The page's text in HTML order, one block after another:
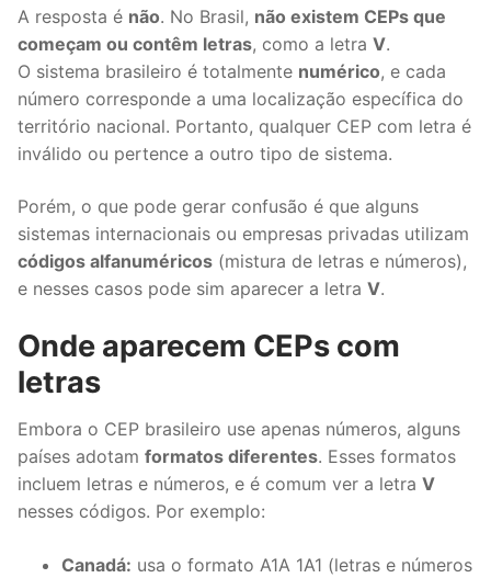
A resposta é não. No Brasil, não existem CEPs que
começam ou contêm letras, como a letra V.
O sistema brasileiro é totalmente numérico, e cada
número corresponde a uma localização específica do
território nacional. Portanto, qualquer CEP com letra é
inválido ou pertence a outro tipo de sistema.
Porém, o que pode gerar confusão é que alguns
sistemas internacionais ou empresas privadas utilizam
códigos alfanuméricos (mistura de letras e números),
e nesses casos pode sim aparecer a letra V.
Onde aparecem CEPs com
letras
Embora o CEP brasileiro use apenas números, alguns
países adotam formatos diferentes. Esses formatos
incluem letras e números, e é comum ver a letra V
nesses códigos. Por exemplo:
Canadá: usa o formato A1A 1A1 (letras e números